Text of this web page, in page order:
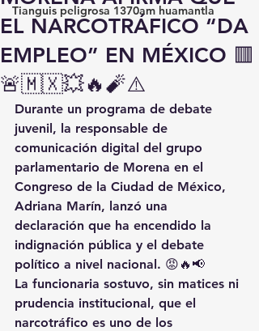
Tianguis peligrosa 1370am huamantla
EL NARCOTRÁFICO “DA
EMPLEO” EN MÉXICO 🟥
🚨🇲🇽💥🔥🧨⚠️
Durante un programa de debate
juvenil, la responsable de
comunicación digital del grupo
parlamentario de Morena en el
Congreso de la Ciudad de México,
Adriana Marín, lanzó una
declaración que ha encendido la
indignación pública y el debate
político a nivel nacional. 😡🔥📢
La funcionaria sostuvo, sin matices ni
prudencia institucional, que el
narcotráfico es uno de los